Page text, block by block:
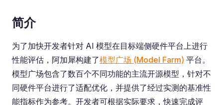
简介
为了加快开发者针对 AI 模型在目标端侧硬件平台上进行
性能评估，阿加犀构建了模型广场 (Model Farm) 平台。
模型广场包含了数百个不同功能的主流开源模型，针对不
同硬件平台进行了适配优化，并提供了经过实测的基准性
能指标作为参考。开发者可根据实际要求，快速完成评